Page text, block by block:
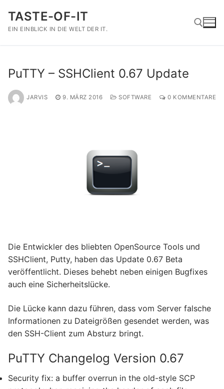
Inhalt
springen
TASTE-OF-IT
EIN EINBLICK IN DIE WELT DER IT.
PuTTY – SSHClient 0.67 Update
JARVIS 9. MÄRZ 2016 SOFTWARE 0 KOMMENTARE
Die Entwickler des bliebten OpenSource Tools und
SSHClient, Putty, haben das Update 0.67 Beta
veröffentlicht. Dieses behebt neben einigen Bugfixes
auch eine Sicherheitslücke.
Die Lücke kann dazu führen, dass vom Server falsche
Informationen zu Dateigrößen gesendet werden, was
den SSH-Client zum Absturz bringt.
PuTTY Changelog Version 0.67
Security fix: a buffer overrun in the old-style SCP